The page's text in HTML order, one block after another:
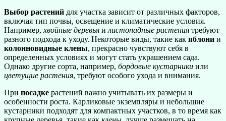
Выбор растений для участка зависит от различных факторов,
включая тип почвы, освещение и климатические условия.
Например, хвойные деревья и листопадные растения требуют
разного подхода к уходу. Некоторые виды, такие как яблони и
колонновидные клены, прекрасно чувствуют себя в
определенных условиях и могут стать украшением сада.
Однако другие сорта, например, бордовые кустарники или
цветущие растения, требуют особого ухода и внимания.
При посадке растений важно учитывать их размеры и
особенности роста. Карликовые экземпляры и небольшие
кустарники подходят для компактных участков, в то время как